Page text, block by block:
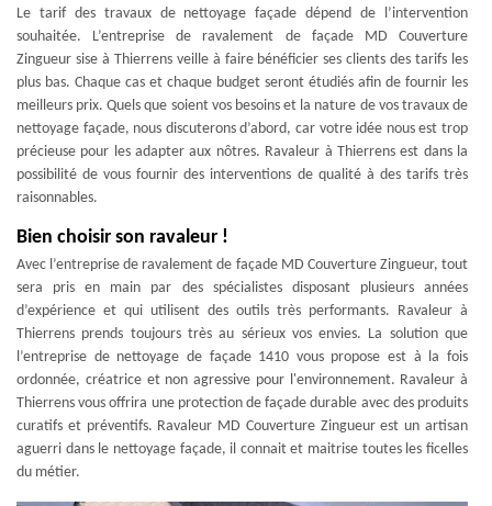
Le tarif des travaux de nettoyage façade dépend de l’intervention
souhaitée. L’entreprise de ravalement de façade MD Couverture
Zingueur sise à Thierrens veille à faire bénéficier ses clients des tarifs les
plus bas. Chaque cas et chaque budget seront étudiés afin de fournir les
meilleurs prix. Quels que soient vos besoins et la nature de vos travaux de
nettoyage façade, nous discuterons d’abord, car votre idée nous est trop
précieuse pour les adapter aux nôtres. Ravaleur à Thierrens est dans la
possibilité de vous fournir des interventions de qualité à des tarifs très
raisonnables.
Bien choisir son ravaleur !
Avec l’entreprise de ravalement de façade MD Couverture Zingueur, tout
sera pris en main par des spécialistes disposant plusieurs années
d’expérience et qui utilisent des outils très performants. Ravaleur à
Thierrens prends toujours très au sérieux vos envies. La solution que
l’entreprise de nettoyage de façade 1410 vous propose est à la fois
ordonnée, créatrice et non agressive pour l'environnement. Ravaleur à
Thierrens vous offrira une protection de façade durable avec des produits
curatifs et préventifs. Ravaleur MD Couverture Zingueur est un artisan
aguerri dans le nettoyage façade, il connait et maitrise toutes les ficelles
du métier.